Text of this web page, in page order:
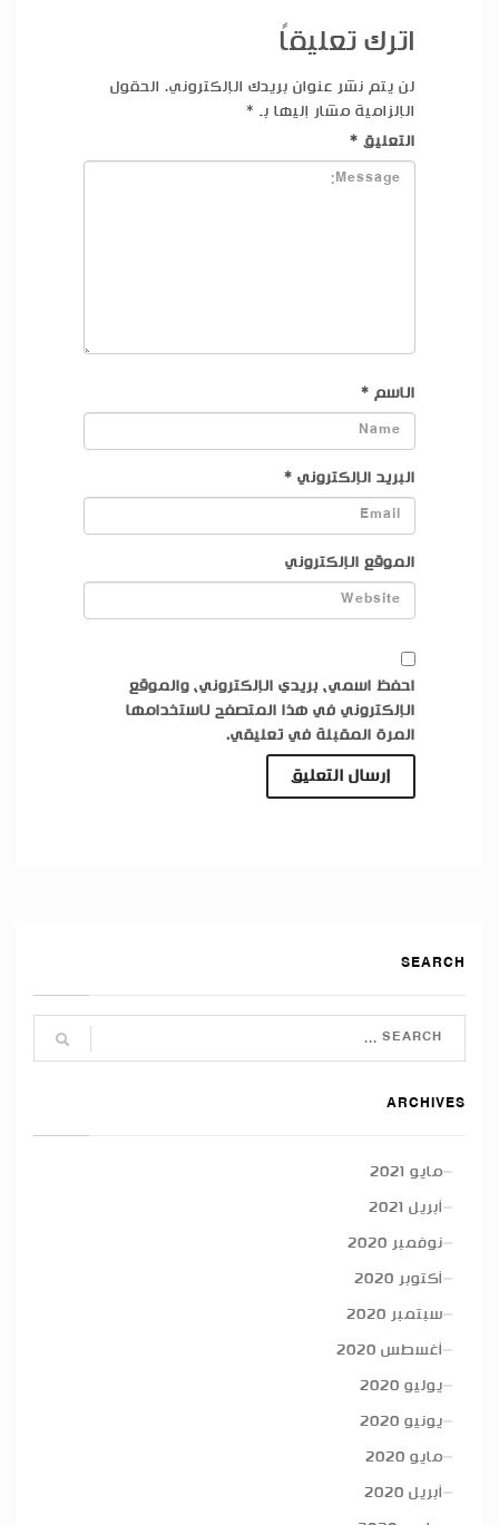
اترك تعليقاً
لن يتم نشر عنوان بريدك الإلكتروني. الحقول
الإلزامية مشار إليها بـ *
التعليق *
الاسم *
البريد الإلكتروني *
الموقع الإلكتروني
احفظ اسمي، بريدي الإلكتروني، والموقع
الإلكتروني في هذا المتصفح لاستخدامها
المرة المقبلة في تعليقي.
SEARCH
ARCHIVES
مايو 2021
أبريل 2021
نوفمبر 2020
أكتوبر 2020
سبتمبر 2020
أغسطس 2020
يوليو 2020
يونيو 2020
مايو 2020
أبريل 2020